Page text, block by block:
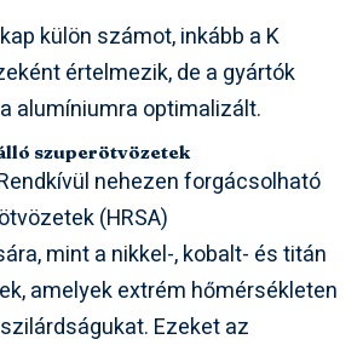
külön számot, inkább a K
értelmezik, de a gyártók
alumíniumra optimalizált.
szuperötvözetek
nehezen forgácsolható
(HRSA)
mint a nikkel-, kobalt- és titán
amelyek extrém hőmérsékleten
Ezeket az